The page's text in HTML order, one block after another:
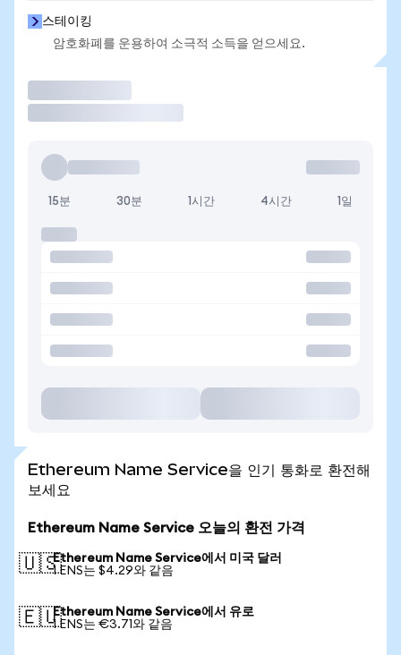
스테이킹
암호화폐를 운용하여 소극적 소득을 얻으세요.
15분 30분 1시간 4시간 1일
Ethereum Name Service을 인기 통화로 환전해
보세요
Ethereum Name Service 오늘의 환전 가격
🇺🇸Ethereum Name Service에서 미국 달러
1 ENS는 $4.29와 같음
🇪🇺Ethereum Name Service에서 유로
1 ENS는 €3.71와 같음